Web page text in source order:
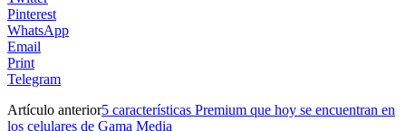
Pinterest
WhatsApp
Email
Print
Telegram
Artículo anterior5 características Premium que hoy se encuentran en
los celulares de Gama Media